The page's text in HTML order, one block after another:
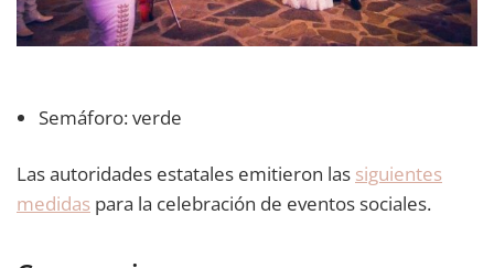
Semáforo: verde
Las autoridades estatales emitieron las siguientes
medidas para la celebración de eventos sociales.